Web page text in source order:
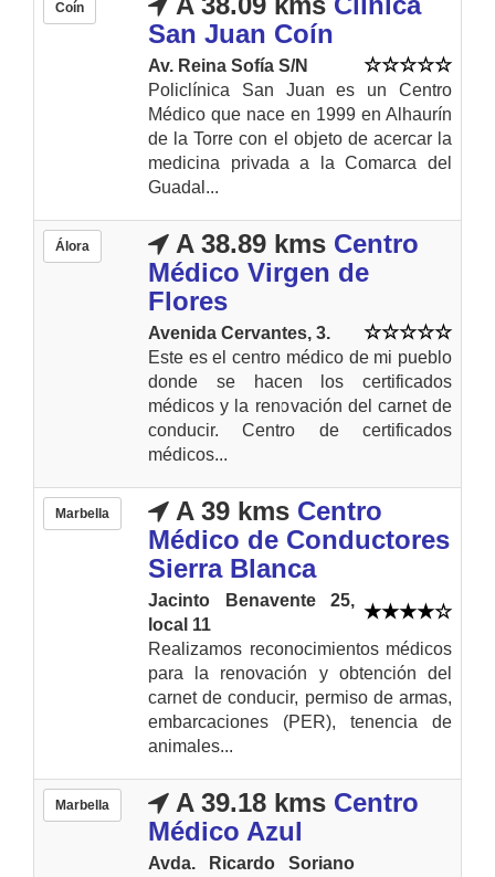
Coín
San Juan Coín
Av. Reina Sofía S/N
Policlínica San Juan es un Centro
Médico que nace en 1999 en Alhaurín
de la Torre con el objeto de acercar la
medicina privada a la Comarca del
Guadal...
Álora A 38.89 kms Centro
Médico Virgen de
Flores
Avenida Cervantes, 3.
Este es el centro médico de mi pueblo
donde se hacen los certificados
médicos y la renovación del carnet de
conducir. Centro de certificados
médicos...
Marbella A 39 kms Centro
Médico de Conductores
Sierra Blanca
Jacinto Benavente 25,
local 11
Realizamos reconocimientos médicos
para la renovación y obtención del
carnet de conducir, permiso de armas,
embarcaciones (PER), tenencia de
animales...
Marbella A 39.18 kms Centro
Médico Azul
Avda. Ricardo Soriano